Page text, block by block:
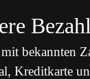
bekannten
Kreditkarte